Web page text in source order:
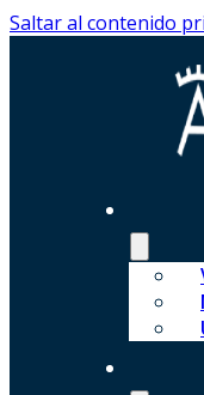
Saltar al contenido